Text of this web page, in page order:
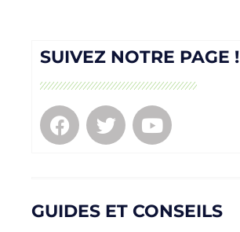
SUIVEZ NOTRE PAGE !
GUIDES ET CONSEILS